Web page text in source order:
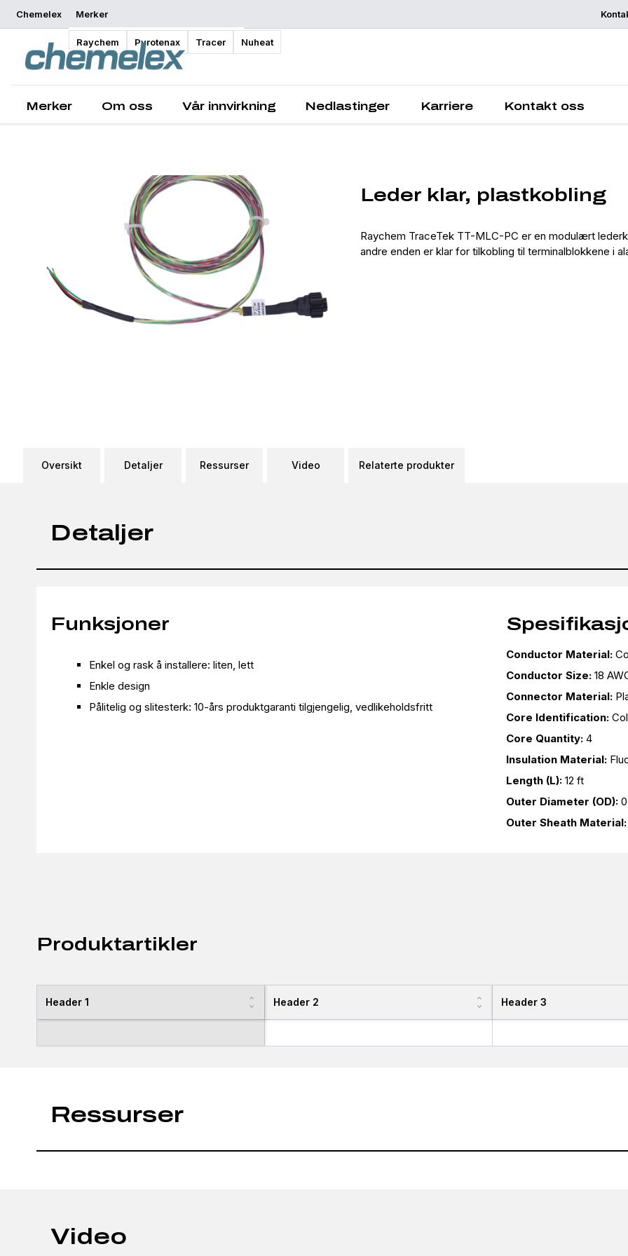
Chemelex Merker
Raychem Pyrotenax Tracer Nuheat
Merker Om oss Vår innvirkning Nedlastinger Karriere Kontakt oss
Be om et
Oversikt
Leder klar, plastkobling
Raychem TraceTek TT-MLC-PC er en modulært
andre enden er klar for tilkobling til terminalblokkene i
Oversikt Detaljer Ressurser Video Relaterte produkter
Detaljer
Funksjoner
Enkel og rask å installere: liten, lett
Enkle design
Pålitelig og slitesterk: 10-års produktgaranti tilgjengelig, vedlikeholdsfritt
Conductor Material:
Conductor Size: 18
Connector Material:
Core Identification:
Core Quantity: 4
Insulation Material:
Length (L): 12 ft
Outer Diameter (OD):
Outer Sheath Material:
Produktartikler
Header 1 Header 2 Header 3
Ressurser
Video